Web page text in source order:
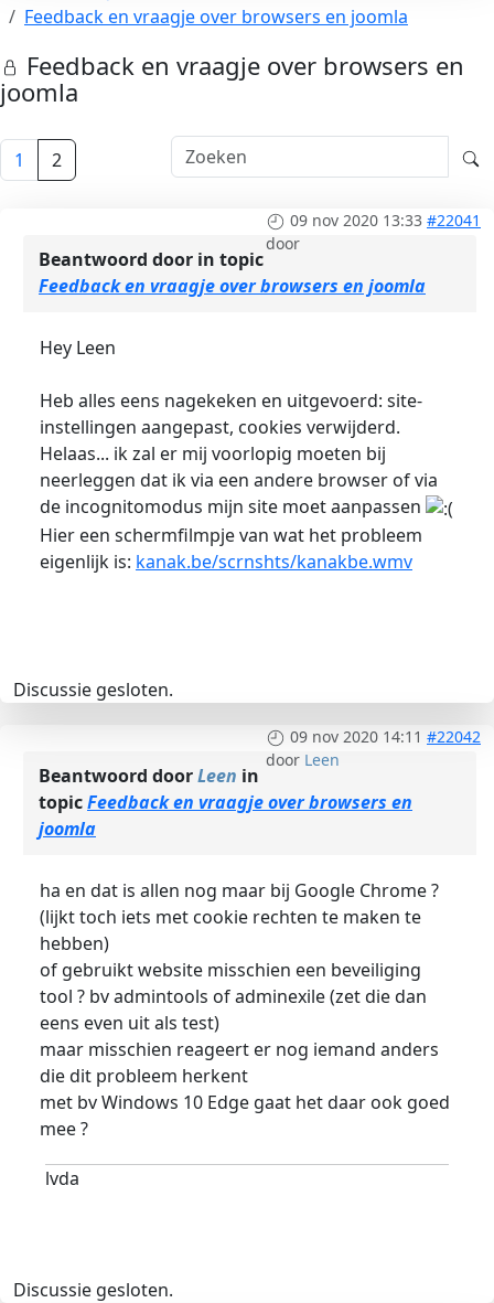
Feedback en vraagje over browsers en joomla
Feedback en vraagje over browsers en
joomla
1 2
09 nov 2020 13:33 #22041
door
Beantwoord door in topic
Feedback en vraagje over browsers en joomla
Hey Leen
Heb alles eens nagekeken en uitgevoerd: site-
instellingen aangepast, cookies verwijderd.
Helaas... ik zal er mij voorlopig moeten bij
neerleggen dat ik via een andere browser of via
de incognitomodus mijn site moet aanpassen
Hier een schermfilmpje van wat het probleem
eigenlijk is: kanak.be/scrnshts/kanakbe.wmv
Discussie gesloten.
09 nov 2020 14:11 #22042
door Leen
Beantwoord doorLeen in
topicFeedback en vraagje over browsers en
joomla
ha en dat is allen nog maar bij Google Chrome ?
(lijkt toch iets met cookie rechten te maken te
hebben)
of gebruikt website misschien een beveiliging
tool ? bv admintools of adminexile (zet die dan
eens even uit als test)
maar misschien reageert er nog iemand anders
die dit probleem herkent
met bv Windows 10 Edge gaat het daar ook goed
mee ?
lvda
Discussie gesloten.